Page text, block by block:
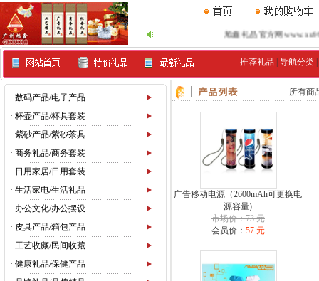
旭鑫礼品官方网
推荐礼品 |导航分类
· 数码产品/电子产品
· 杯壶产品/杯具套装
· 紫砂产品/紫砂茶具
· 商务礼品/商务套装
· 日用家居/日用套装
· 生活家电/生活礼品
· 办公文化/办公摆设
· 皮具产品/箱包产品
· 工艺收藏/民间收藏
· 健康礼品/保健产品
所有商
广告移动电源（2600mAh可更换电
源容量)
市场价：73 元
会员价： 57 元